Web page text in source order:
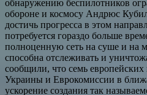
обнаружению беспилотников
обороне и космосу Андрюс
достичь прогресса в этом
потребуется гораздо больше
полноценную сеть на суше и на
способна отслеживать и
сообщили, что семь европейских
Украины и Еврокомиссии в
ускорение создания так